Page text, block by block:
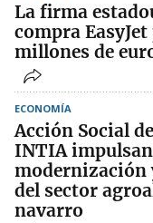
La firma
compra
millones de
ECONOMÍA
Acción Social
INTIA
modernización
del sector
navarro